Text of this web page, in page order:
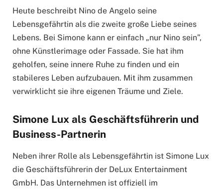
Heute beschreibt Nino de Angelo seine
Lebensgefährtin als die zweite große Liebe seines
Lebens. Bei Simone kann er einfach „nur Nino sein”,
ohne Künstlerimage oder Fassade. Sie hat ihm
geholfen, seine innere Ruhe zu finden und ein
stabileres Leben aufzubauen. Mit ihm zusammen
verwirklicht sie ihre eigenen Träume und Ziele.
Simone Lux als Geschäftsführerin und
Business-Partnerin
Neben ihrer Rolle als Lebensgefährtin ist Simone Lux
die Geschäftsführerin der DeLux Entertainment
GmbH. Das Unternehmen ist offiziell im